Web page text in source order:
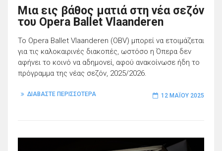
Μια εις βάθος ματιά στη νέα σεζόν
του Opera Ballet Vlaanderen
Το Opera Ballet Vlaanderen (OBV) μπορεί να ετοιμάζεται
για τις καλοκαιρινές διακοπές, ωστόσο η Όπερα δεν
αφήνει το κοινό να αδημονεί, αφού ανακοίνωσε ήδη το
πρόγραμμα της νέας σεζόν, 2025/2026.
ΔΙΑΒΑΣΤΕ ΠΕΡΙΣΣΟΤΕΡΑ 12 ΜΑΪ́ΟΥ 2025